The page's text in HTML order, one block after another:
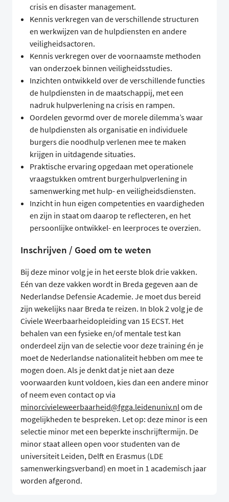
crisis en disaster management.
Kennis verkregen van de verschillende structuren
en werkwijzen van de hulpdiensten en andere
veiligheidsactoren.
Kennis verkregen over de voornaamste methoden
van onderzoek binnen veiligheidsstudies.
Inzichten ontwikkeld over de verschillende functies
de hulpdiensten in de maatschappij, met een
nadruk hulpverlening na crisis en rampen.
Oordelen gevormd over de morele dilemma’s waar
de hulpdiensten als organisatie en individuele
burgers die noodhulp verlenen mee te maken
krijgen in uitdagende situaties.
Praktische ervaring opgedaan met operationele
vraagstukken omtrent burgerhulpverlening in
samenwerking met hulp- en veiligheidsdiensten.
Inzicht in hun eigen competenties en vaardigheden
en zijn in staat om daarop te reflecteren, en het
persoonlijke ontwikkel- en leerproces te overzien.
Inschrijven / Goed om te weten
Bij deze minor volg je in het eerste blok drie vakken.
Eén van deze vakken wordt in Breda gegeven aan de
Nederlandse Defensie Academie. Je moet dus bereid
zijn wekelijks naar Breda te reizen. In blok 2 volg je de
Civiele Weerbaarheidopleiding van 15 ECST. Het
behalen van een fysieke en/of mentale test kan
onderdeel zijn van de selectie voor deze training én je
moet de Nederlandse nationaliteit hebben om mee te
mogen doen. Als je denkt dat je niet aan deze
voorwaarden kunt voldoen, kies dan een andere minor
of neem even contact op via
minorcivieleweerbaarheid@fgga.leidenuniv.nlom de
mogelijkheden te bespreken. Let op: deze minor is een
selectie minor met een beperkte inschrijftermijn. De
minor staat alleen open voor studenten van de
universiteit Leiden, Delft en Erasmus (LDE
samenwerkingsverband) en moet in 1 academisch jaar
worden afgerond.